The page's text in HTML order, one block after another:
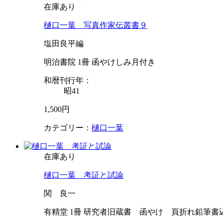
在庫あり
樋口一葉 写真作家伝叢書９
塩田良平編
明治書院 1冊 函やけしみ月付き
和暦刊行年：
昭41
1,500円
カテゴリー： 樋口一葉
在庫あり
樋口一葉 考証と試論
関 良一
有精堂 1冊 研究者旧蔵書 函やけ 頁折れ鉛筆書